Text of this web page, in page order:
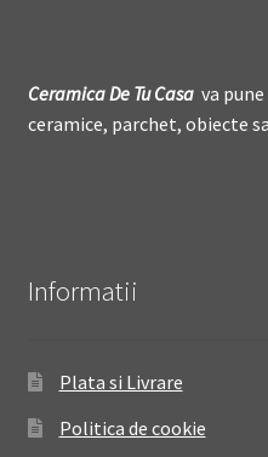
Ceramica DeTu Casava pune
ceramice, parchet, obiecte
Informatii
Plata si Livrare
Politica de cookie